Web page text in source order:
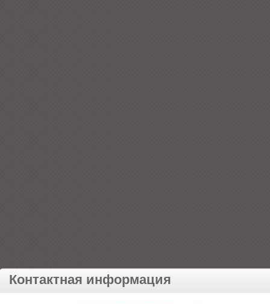
Контактная информация